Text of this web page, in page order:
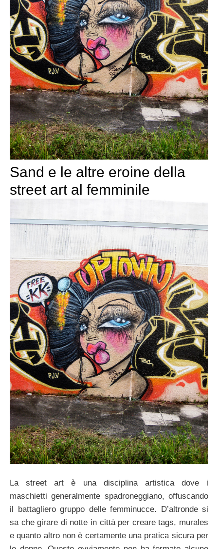
Sand e le altre eroine della
street art al femminile
La street art è una disciplina artistica dove i
maschietti generalmente spadroneggiano, offuscando
il battagliero gruppo delle femminucce. D’altronde si
sa che girare di notte in città per creare tags, murales
e quanto altro non è certamente una pratica sicura per